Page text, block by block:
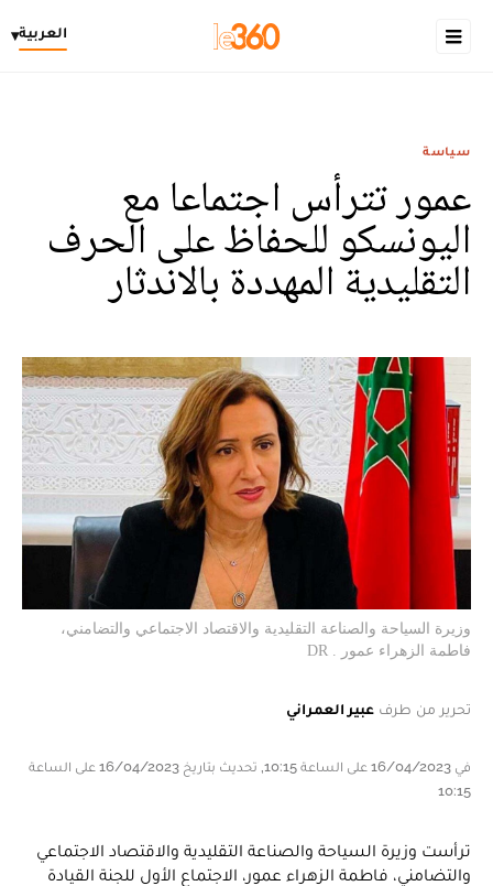
العربية▾
سياسة
عمور تترأس اجتماعا مع
اليونسكو للحفاظ على الحرف
التقليدية المهددة بالاندثار
وزيرة السياحة والصناعة التقليدية والاقتصاد الاجتماعي والتضامني،
فاطمة الزهراء عمور . DR
تحرير من طرف عبير العمراني
في 16/04/2023 على الساعة 10:15, تحديث بتاريخ 16/04/2023 على الساعة
10:15
ترأست وزيرة السياحة والصناعة التقليدية والاقتصاد الاجتماعي
والتضامني، فاطمة الزهراء عمور، الاجتماع الأول للجنة القيادة